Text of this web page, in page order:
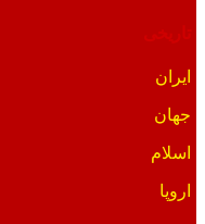
ایران
جهان
اسلام
اروپا